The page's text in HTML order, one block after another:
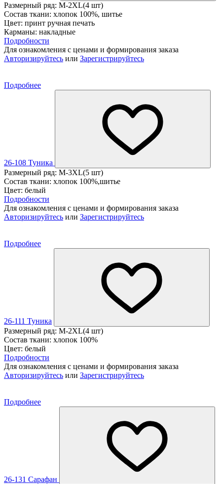
Размерный ряд: M-2XL(4 шт)
Состав ткани: хлопок 100%, шитье
Цвет: принт ручная печать
Карманы: накладные
Подробности
Для ознакомления с ценами и формирования заказа
Авторизируйтесь или Зарегистрируйтесь
Подробнее
26-108 Туника
Размерный ряд: M-3XL(5 шт)
Состав ткани: хлопок 100%,шитье
Цвет: белый
Подробности
Для ознакомления с ценами и формирования заказа
Авторизируйтесь или Зарегистрируйтесь
Подробнее
26-111 Туника
Размерный ряд: M-2XL(4 шт)
Состав ткани: хлопок 100%
Цвет: белый
Подробности
Для ознакомления с ценами и формирования заказа
Авторизируйтесь или Зарегистрируйтесь
Подробнее
26-131 Сарафан